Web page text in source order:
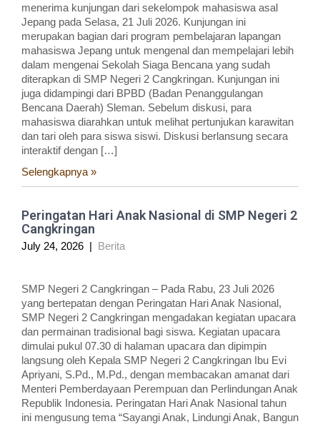
menerima kunjungan dari sekelompok mahasiswa asal
Jepang pada Selasa, 21 Juli 2026. Kunjungan ini
merupakan bagian dari program pembelajaran lapangan
mahasiswa Jepang untuk mengenal dan mempelajari lebih
dalam mengenai Sekolah Siaga Bencana yang sudah
diterapkan di SMP Negeri 2 Cangkringan. Kunjungan ini
juga didampingi dari BPBD (Badan Penanggulangan
Bencana Daerah) Sleman. Sebelum diskusi, para
mahasiswa diarahkan untuk melihat pertunjukan karawitan
dan tari oleh para siswa siswi. Diskusi berlansung secara
interaktif dengan […]
Selengkapnya »
Peringatan Hari Anak Nasional di SMP Negeri 2
Cangkringan
July 24, 2026 | Berita
SMP Negeri 2 Cangkringan – Pada Rabu, 23 Juli 2026
yang bertepatan dengan Peringatan Hari Anak Nasional,
SMP Negeri 2 Cangkringan mengadakan kegiatan upacara
dan permainan tradisional bagi siswa. Kegiatan upacara
dimulai pukul 07.30 di halaman upacara dan dipimpin
langsung oleh Kepala SMP Negeri 2 Cangkringan Ibu Evi
Apriyani, S.Pd., M.Pd., dengan membacakan amanat dari
Menteri Pemberdayaan Perempuan dan Perlindungan Anak
Republik Indonesia. Peringatan Hari Anak Nasional tahun
ini mengusung tema “Sayangi Anak, Lindungi Anak, Bangun